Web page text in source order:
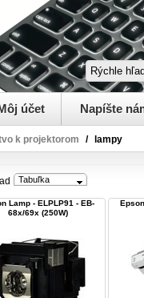
účet Napíšte
k projektorom / lampy
Tabuľka
Lamp - ELPLP91 - EB-
68x/69x (250W)